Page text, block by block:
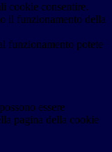
cookie consentire.
il funzionamento della
funzionamento potete
essere
pagina della cookie